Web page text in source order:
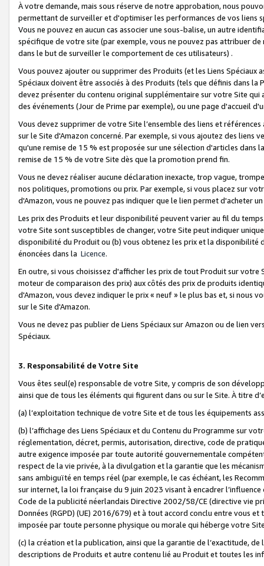
À votre demande, mais sous réserve de notre approbation, nous
permettant de surveiller et d'optimiser les performances de vos liens
Vous ne pouvez en aucun cas associer une sous-balise, un autre
spécifique de votre site (par exemple, vous ne pouvez pas attribuer
dans le but de surveiller le comportement de ces utilisateurs) .
Vous pouvez ajouter ou supprimer des Produits (et les Liens
Spéciaux doivent être associés à des Produits (tels que définis dans
devez présenter du contenu original supplémentaire sur votre Site qui
des événements (Jour de Prime par exemple), ou une page d'accueil
Vous devez supprimer de votre Site l’ensemble des liens et
sur le Site d'Amazon concerné. Par exemple, si vous ajoutez des
qu'une remise de 15 % est proposée sur une sélection d'articles
remise de 15 % de votre Site dès que la promotion prend fin.
Vous ne devez réaliser aucune déclaration inexacte, trop vague,
nos politiques, promotions ou prix. Par exemple, si vous placez sur
d'Amazon, vous ne pouvez pas indiquer que le lien permet d'acheter
Les prix des Produits et leur disponibilité peuvent varier au fil du
votre Site sont susceptibles de changer, votre Site peut indiquer
disponibilité du Produit ou (b) vous obtenez les prix et la disponibilité
énoncées dans la Licence.
En outre, si vous choisissez d'afficher les prix de tout Produit sur
moteur de comparaison des prix) aux côtés des prix de produits
d'Amazon, vous devez indiquer le prix « neuf » le plus bas et, si nous
sur le Site d'Amazon.
Vous ne devez pas publier de Liens Spéciaux sur Amazon ou de lien
Spéciaux.
3. Responsabilité de Votre Site
Vous êtes seul(e) responsable de votre Site, y compris de son
ainsi que de tous les éléments qui figurent dans ou sur le Site. À titre
(a) l’exploitation technique de votre Site et de tous les équipements
(b) l’affichage des Liens Spéciaux et du Contenu du Programme sur
réglementation, décret, permis, autorisation, directive, code de
autre exigence imposée par toute autorité gouvernementale
respect de la vie privée, à la divulgation et la garantie que les
sans ambiguïté en temps réel (par exemple, le cas échéant, les
sur internet, la loi française du 9 juin 2023 visant à encadrer
Code de la publicité néerlandais Directive 2002/58/CE (directive vie
Données (RGPD) (UE) 2016/679) et à tout accord conclu entre vous
imposée par toute personne physique ou morale qui héberge votre
(c) la création et la publication, ainsi que la garantie de l’exactitude,
descriptions de Produits et autre contenu lié au Produit et toutes les